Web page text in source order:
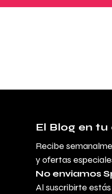
El Blog en tu
Recibe
y ofertas
No enviamos
Al suscribirte